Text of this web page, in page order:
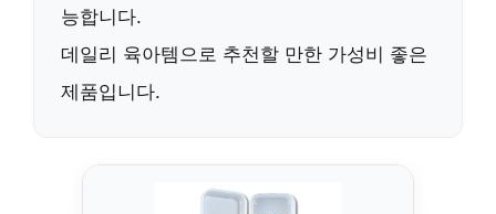
능합니다.
데일리 육아템으로 추천할 만한 가성비 좋은
제품입니다.